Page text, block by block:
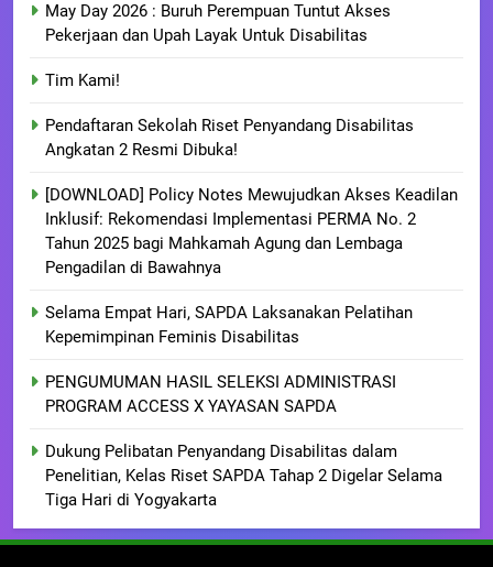
May Day 2026 : Buruh Perempuan Tuntut Akses
Pekerjaan dan Upah Layak Untuk Disabilitas
Tim Kami!
Pendaftaran Sekolah Riset Penyandang Disabilitas
Angkatan 2 Resmi Dibuka!
[DOWNLOAD] Policy Notes Mewujudkan Akses Keadilan
Inklusif: Rekomendasi Implementasi PERMA No. 2
Tahun 2025 bagi Mahkamah Agung dan Lembaga
Pengadilan di Bawahnya
Selama Empat Hari, SAPDA Laksanakan Pelatihan
Kepemimpinan Feminis Disabilitas
PENGUMUMAN HASIL SELEKSI ADMINISTRASI
PROGRAM ACCESS X YAYASAN SAPDA
Dukung Pelibatan Penyandang Disabilitas dalam
Penelitian, Kelas Riset SAPDA Tahap 2 Digelar Selama
Tiga Hari di Yogyakarta